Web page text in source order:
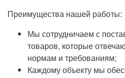
Преимущества нашей работы:
Мы сотрудничаем с
товаров, которые
нормам и требованиям;
Каждому объекту мы